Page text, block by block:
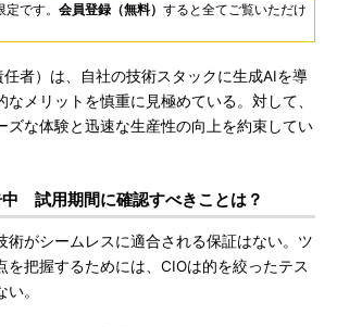
です。 会員登録（無料） すると全てご覧いただけ
者）は、自社の技術スタックに生成AIを導
なメリットを慎重に見極めている。対して、
ズな体験と迅速な生産性の向上を約束してい
試用期間に確認すべきことは？
がシームレスに適合される保証はない。ツ
を把握するためには、CIOは的を絞ったテス
。